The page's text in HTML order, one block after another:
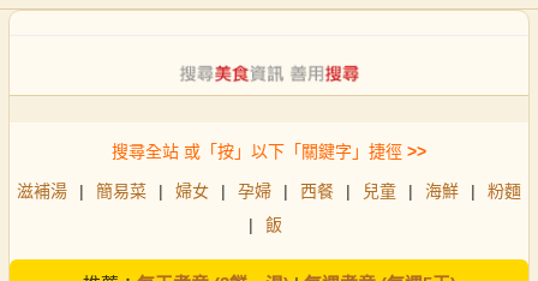
搜尋全站 或「按」以下「關鍵字」捷徑 >>
滋補湯 | 簡易菜 | 婦女 | 孕婦 | 西餐 | 兒童 | 海鮮 |
粉麵
|
飯